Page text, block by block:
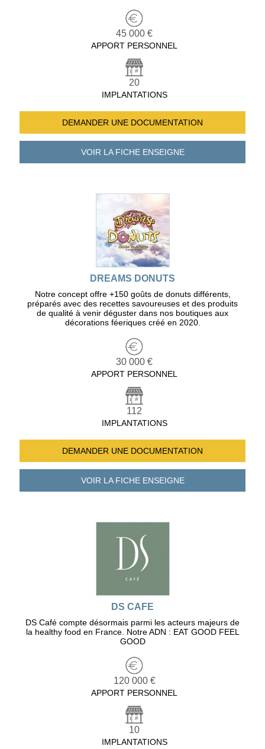
45 000 €
APPORT PERSONNEL
20
IMPLANTATIONS
DEMANDER UNE DOCUMENTATION
VOIR LA FICHEENSEIGNE
DREAMS DONUTS
Notre concept offre +150 goûts de donuts différents,
préparés avec des recettes savoureuses et des produits
de qualité à venir déguster dans nos boutiques aux
décorations féeriques créé en 2020.
30 000 €
APPORT PERSONNEL
112
IMPLANTATIONS
DEMANDER UNE DOCUMENTATION
VOIR LA FICHEENSEIGNE
DS CAFE
DS Café compte désormais parmi les acteurs majeurs de
la healthy food en France. Notre ADN : EAT GOOD FEEL
GOOD
120 000 €
APPORT PERSONNEL
10
IMPLANTATIONS